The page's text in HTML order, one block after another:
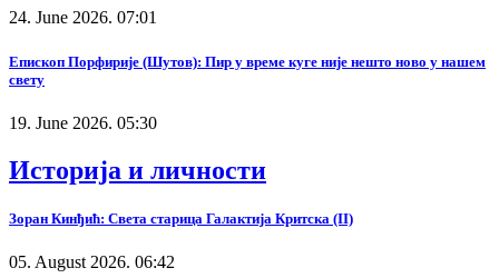
24. June 2026. 07:01
Епископ Порфирије (Шутов): Пир у време куге није нешто ново у нашем
свету
19. June 2026. 05:30
Историја и личности
Зоран Кинђић: Света старица Галактија Критска (II)
05. August 2026. 06:42